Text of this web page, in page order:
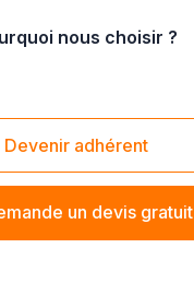
nous choisir ?
Devenir adhérent
un devis gratuit